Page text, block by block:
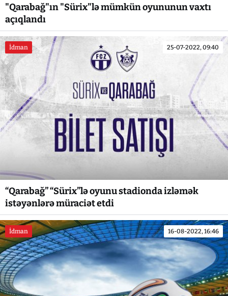
"Qarabağ"ın "Sürix"lə mümkün oyununun vaxtı
açıqlandı
İdman 25-07-2022, 09:40
“Qarabağ” “Sürix”lə oyunu stadionda izləmək
istəyənlərə müraciət etdi
İdman 16-08-2022, 16:46